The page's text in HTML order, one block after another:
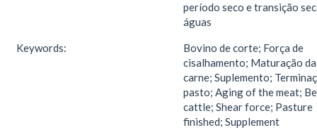
período seco e transição
águas
Keywords:
Bovino de corte; Força de
cisalhamento; Maturação da
carne; Suplemento;
pasto; Aging of the meat;
cattle; Shear force; Pasture
finished; Supplement